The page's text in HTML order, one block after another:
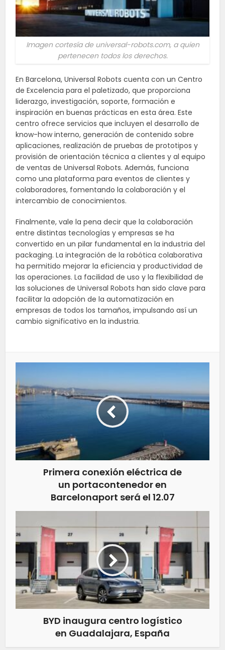
Imagen cortesía de universal-robots.com, a quien
pertenecen todos los derechos.
En Barcelona, Universal Robots cuenta con un Centro
de Excelencia para el paletizado, que proporciona
liderazgo, investigación, soporte, formación e
inspiración en buenas prácticas en esta área. Este
centro ofrece servicios que incluyen el desarrollo de
know-how interno, generación de contenido sobre
aplicaciones, realización de pruebas de prototipos y
provisión de orientación técnica a clientes y al equipo
de ventas de Universal Robots. Además, funciona
como una plataforma para eventos de clientes y
colaboradores, fomentando la colaboración y el
intercambio de conocimientos.
Finalmente, vale la pena decir que la colaboración
entre distintas tecnologías y empresas se ha
convertido en un pilar fundamental en la industria del
packaging. La integración de la robótica colaborativa
ha permitido mejorar la eficiencia y productividad de
las operaciones. La facilidad de uso y la flexibilidad de
las soluciones de Universal Robots han sido clave para
facilitar la adopción de la automatización en
empresas de todos los tamaños, impulsando así un
cambio significativo en la industria.
Primera conexión eléctrica de
un portacontenedor en
Barcelonaport será el 12.07
BYD inaugura centro logístico
en Guadalajara, España